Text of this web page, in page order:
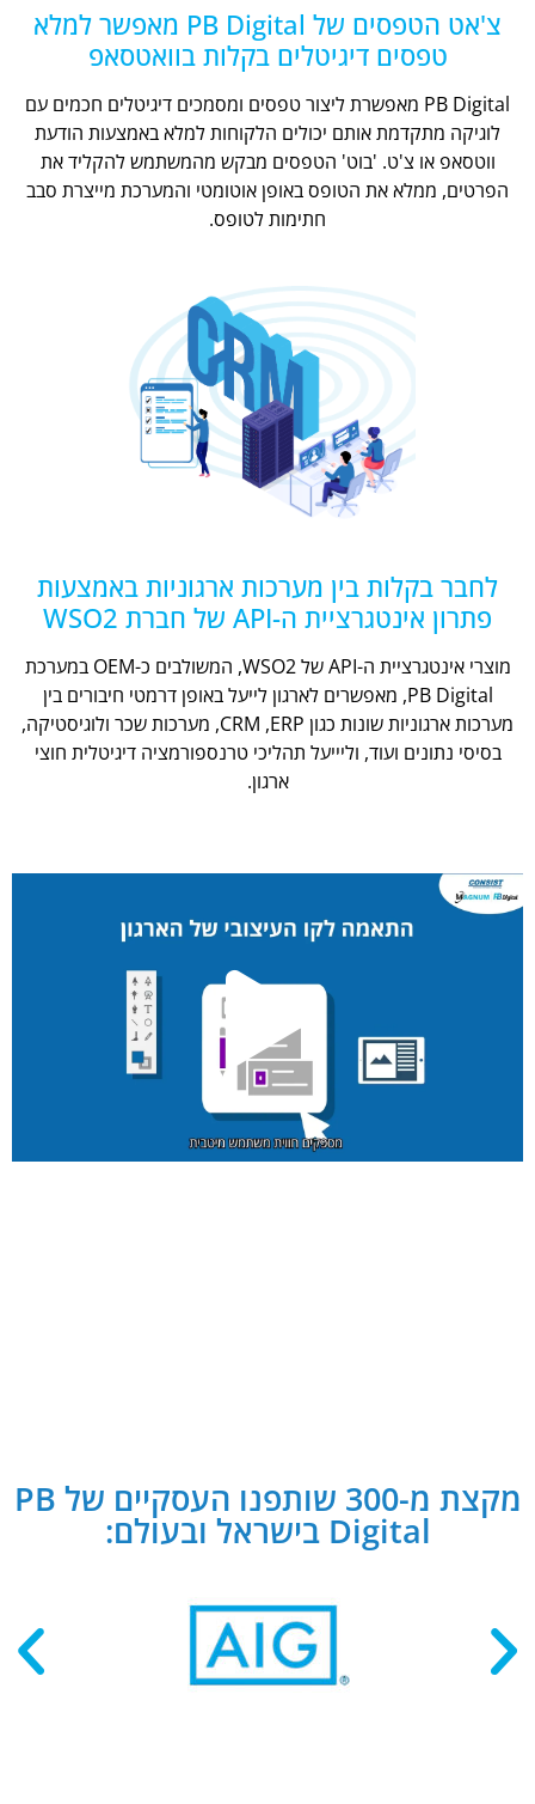
צ'אט הטפסים של PB Digital מאפשר למלא
טפסים דיגיטלים בקלות בוואטסאפ
PB Digital מאפשרת ליצור טפסים ומסמכים דיגיטלים חכמים עם
לוגיקה מתקדמת אותם יכולים הלקוחות למלא באמצעות הודעת
ווטסאפ או צ'ט. 'בוט' הטפסים מבקש מהמשתמש להקליד את
הפרטים, ממלא את הטופס באופן אוטומטי והמערכת מייצרת סבב
חתימות לטופס.
לחבר בקלות בין מערכות ארגוניות באמצעות
פתרון אינטגרציית ה-API של חברת WSO2
מוצרי אינטגרציית ה-API של WSO2, המשולבים כ-OEM במערכת
PB Digital, מאפשרים לארגון לייעל באופן דרמטי חיבורים בין
מערכות ארגוניות שונות כגון CRM ,ERP, מערכות שכר ולוגיסטיקה,
בסיסי נתונים ועוד, וליייעל תהליכי טרנספורמציה דיגיטלית חוצי
ארגון.
מקצת מ-300 שותפנו העסקיים של PB
Digital בישראל ובעולם: